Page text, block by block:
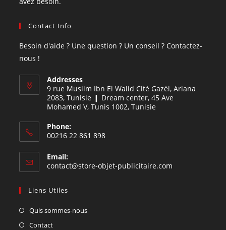
Contact Info
Besoin d'aide ? Une question ? Un conseil ? Contactez-
nous !
Addresses
9 rue Muslim Ibn El Walid Cité Gazél, Ariana
2083, Tunisie ❙ Dream center, 45 Ave
Mohamed V, Tunis 1002, Tunisie
Phone:
00216 22 861 898
Email:
contact@store-objet-publicitaire.com
Liens Utiles
Quis sommes-nous
Contact